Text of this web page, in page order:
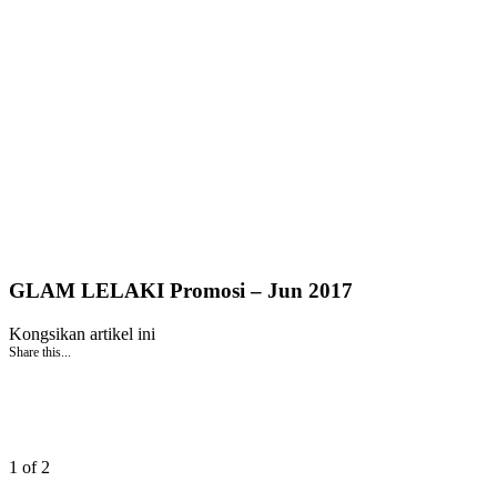
GLAM LELAKI Promosi – Jun 2017
Kongsikan artikel ini
Share this...
1 of 2